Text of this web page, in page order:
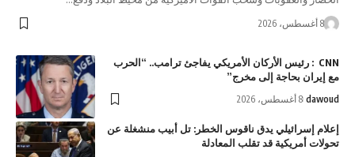
8 أغسطس، 2026
CNN : رئيس الأركان الأمريكي يفاجئ ترامب.. “الحرب
مع إيران بحاجة إلى مخرج”
dawoud 8 أغسطس، 2026
إعلام إسرائيلي يدق ناقوس الخطر: تل أبيب منشغلة عن
تحولات أمريكية قد تقلب المعادلة